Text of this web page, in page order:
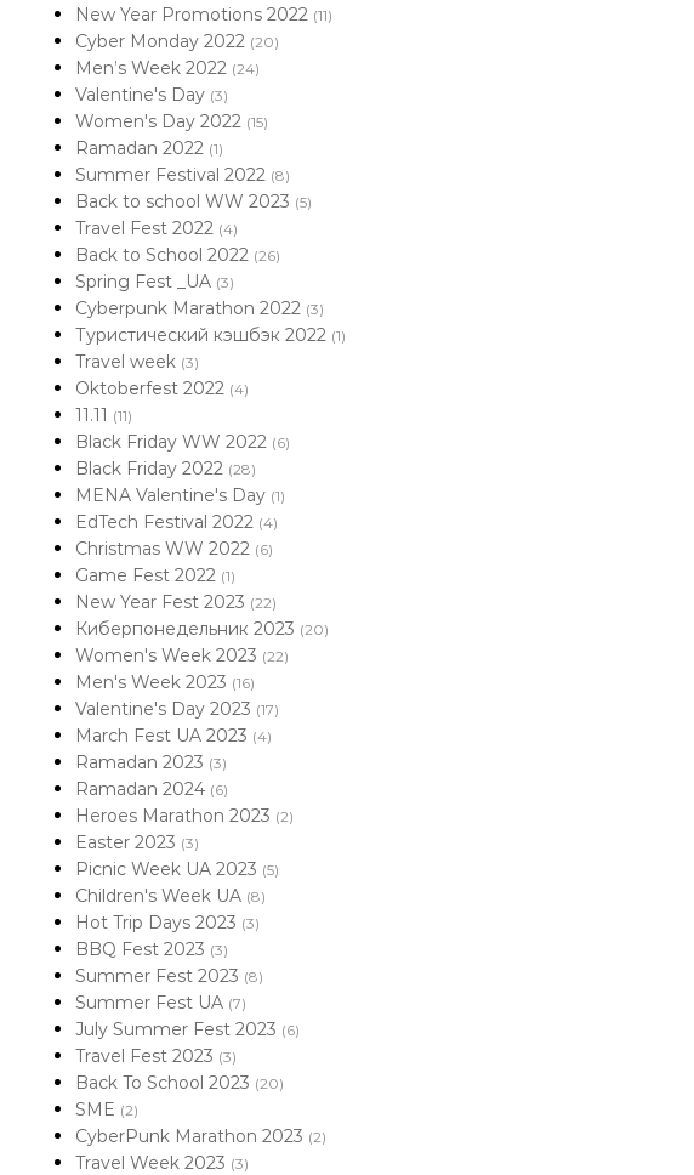
New Year Promotions 2022 (11)
Cyber Monday 2022 (20)
Men’s Week 2022 (24)
Valentine's Day (3)
Women's Day 2022 (15)
Ramadan 2022 (1)
Summer Festival 2022 (8)
Back to school WW 2023 (5)
Travel Fest 2022 (4)
Back to School 2022 (26)
Spring Fest _UA (3)
Cyberpunk Marathon 2022 (3)
Туристический кэшбэк 2022 (1)
Travel week (3)
Oktoberfest 2022 (4)
11.11 (11)
Black Friday WW 2022 (6)
Black Friday 2022 (28)
MENA Valentine's Day (1)
EdTech Festival 2022 (4)
Christmas WW 2022 (6)
Game Fest 2022 (1)
New Year Fest 2023 (22)
Киберпонедельник 2023 (20)
Women's Week 2023 (22)
Men's Week 2023 (16)
Valentine's Day 2023 (17)
March Fest UA 2023 (4)
Ramadan 2023 (3)
Ramadan 2024 (6)
Heroes Marathon 2023 (2)
Easter 2023 (3)
Picnic Week UA 2023 (5)
Children's Week UA (8)
Hot Trip Days 2023 (3)
BBQ Fest 2023 (3)
Summer Fest 2023 (8)
Summer Fest UA (7)
July Summer Fest 2023 (6)
Travel Fest 2023 (3)
Back To School 2023 (20)
SME (2)
CyberPunk Marathon 2023 (2)
Travel Week 2023 (3)